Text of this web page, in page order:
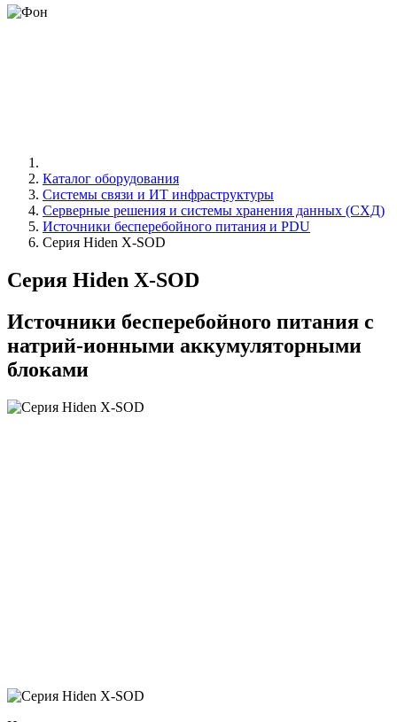
Каталог оборудования
Системы связи и ИТ инфраструктуры
Серверные решения и системы хранения данных (СХД)
Источники бесперебойного питания и PDU
Серия Hiden X-SOD
Серия Hiden X-SOD
Источники бесперебойного питания с
натрий-ионными аккумуляторными
блоками